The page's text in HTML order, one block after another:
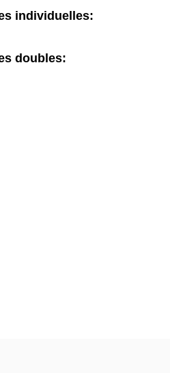
individuelles:
doubles: